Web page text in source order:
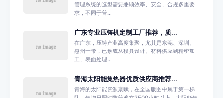
管理系统的选型需要兼顾效率、安全、合规多重要
求，不同于普...
广东专业压铸机定制工厂推荐，质...
在广东，压铸产业高度集聚，尤其是东莞、深圳、
惠州一带，已形成从模具设计、材料供应到精密加
工、表面处理...
青海太阳能集热器优质供应商推荐...
青海的太阳能资源禀赋，在全国版图中属于第一梯